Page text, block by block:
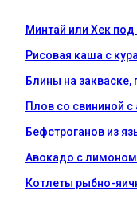
Минтай или Хек
Рисовая каша с
Блины на
Плов со свининой
Бефстроганов из
Авокадо с лимоном
Котлеты рыбно-